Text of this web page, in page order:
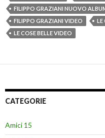
FILIPPO GRAZIANI NUOVO
FILIPPO GRAZIANI VIDEO
LE
LE COSE BELLE VIDEO
CATEGORIE
Amici 15